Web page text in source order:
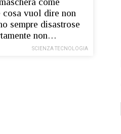
cosa vuol dire non
sempre disastrose
non…
SCIENZA TECNOLOGIA